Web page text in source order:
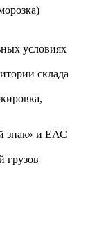
условиях
склада
знак» и ЕАС
грузов